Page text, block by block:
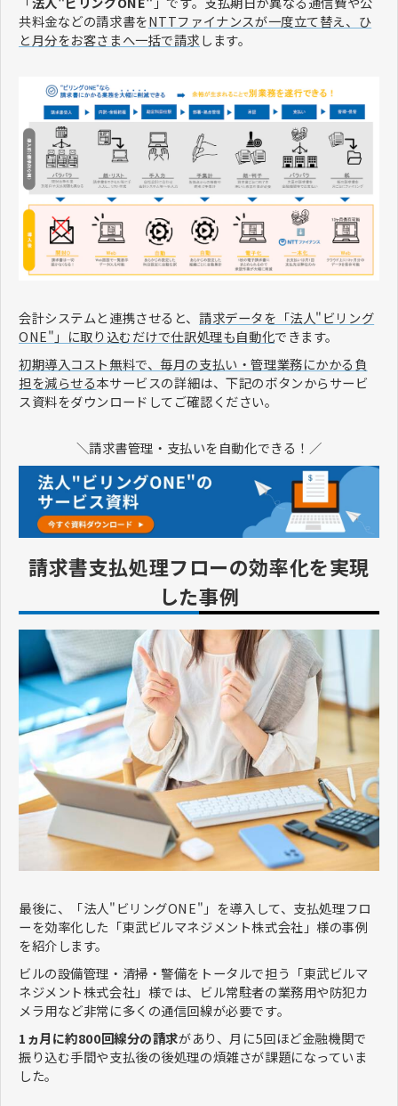
共料金などの請求書をNTTファイナンスが一度立て替え、ひ
と月分をお客さまへ一括で請求します。
会計システムと連携させると、請求データを「法人"ビリング
ONE"」に取り込むだけで仕訳処理も自動化できます。
初期導入コスト無料で、毎月の支払い・管理業務にかかる負
担を減らせる本サービスの詳細は、下記のボタンからサービ
ス資料をダウンロードしてご確認ください。
＼請求書管理・支払いを自動化できる！／
請求書支払処理フローの効率化を実現
した事例
最後に、「法人"ビリングONE"」を導入して、支払処理フロ
ーを効率化した「東武ビルマネジメント株式会社」様の事例
を紹介します。
ビルの設備管理・清掃・警備をトータルで担う「東武ビルマ
ネジメント株式会社」様では、ビル常駐者の業務用や防犯カ
メラ用など非常に多くの通信回線が必要です。
1ヵ月に約800回線分の請求があり、月に5回ほど金融機関で
振り込む手間や支払後の後処理の煩雑さが課題になっていま
した。